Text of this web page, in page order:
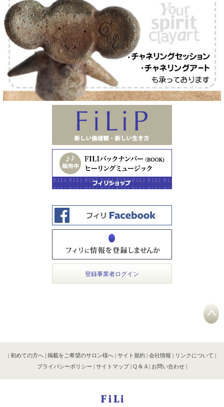
登録事業者ログイン
初めての方へ 掲載をご希望のサロン様へ サイト規約 会社情報 リンクについて
プライバシーポリシー
サイトマップ Q & A お問い合わせ